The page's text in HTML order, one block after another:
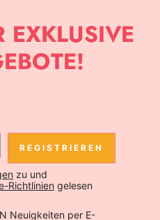
NEUESTEN TRENDS VOR
Abonnieren
Abonnieren
REGISTRIEREN
zu und
Richtlinien gelesen
Neuigkeiten per E-